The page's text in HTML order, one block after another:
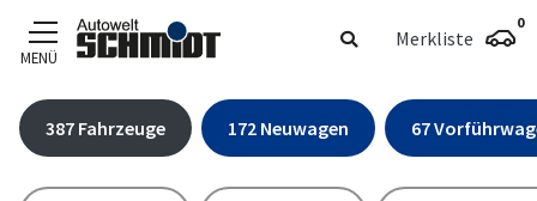
MENÜ
Merkliste
0
387 Fahrzeuge 172 Neuwagen 67